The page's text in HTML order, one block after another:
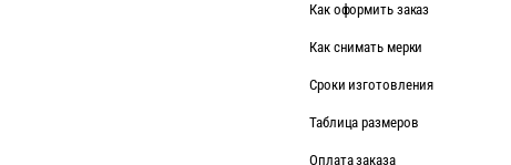
Как оформить заказ
Как снимать мерки
Cроки изготовления
Таблица размеров
Оплата заказа